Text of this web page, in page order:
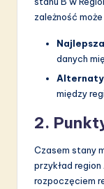
zależność
danych
między
2.
Czasem stany
przykład
rozpoczęciem